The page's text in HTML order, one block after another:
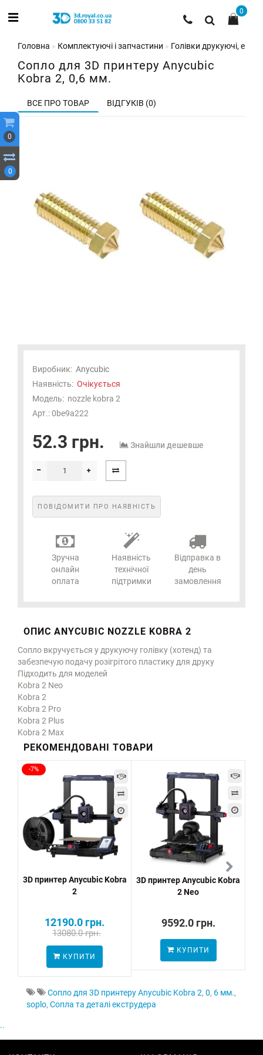
0
0
0
Головна Комплектуючі і запчастини Голівки друкуючі,
Сопло для 3D принтеру Anycubic
Kobra 2, 0,6 мм.
ВСЕ ПРО ТОВАР ВІДГУКІВ (0)
Виробник: Anycubic
Наявність: Очікується
Модель: nozzle kobra 2
Арт.: 0be9a222
52.3 грн. Знайшли дешевше
ПОВІДОМИТИ ПРО НАЯВНІСТЬ
Зручна
онлайн
оплата
Наявність
технічної
підтримки
Відправка в
день
замовлення
ОПИС ANYCUBIC NOZZLE KOBRA 2
Сопло вкручується у друкуючу голівку (хотенд) та
забезпечую подачу розігрітого пластику для друку
Підходить для моделей
Kobra 2 Neo
Kobra 2
Kobra 2 Pro
Kobra 2 Plus
Kobra 2 Max
РЕКОМЕНДОВАНІ ТОВАРИ
-7%
3D принтер Anycubic Kobra
2
12190.0 грн.
13080.0 грн.
КУПИТИ
3D принтер Anycubic Kobra
2 Neo
9592.0 грн.
КУПИТИ
Сопло для 3D принтеру Anycubic Kobra 2, 0, 6 мм.,
soplo, Сопла та деталі екструдера
..